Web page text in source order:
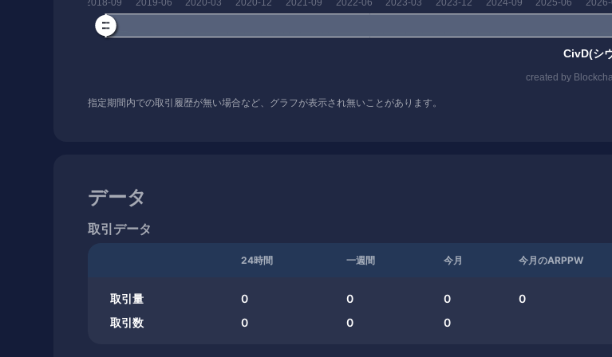
指定期間内での取引履歴が無い場合など、グラフが表示され無いことがあります。
データ
取引データ
24時間 一週間 今月 今月のARPPW
取引量 0 0 0
0
取引数
0 0 0